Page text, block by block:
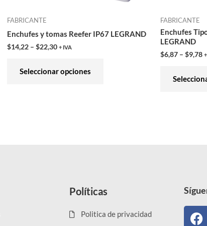
FABRICANTE
Enchufes y tomas Reefer IP67 LEGRAND
$14,22 – $22,30 + IVA
Seleccionar opciones
página
FABRICANTE
Enchufes
LEGRAND
$6,87 – $9,78
Políticas
Politica de privacidad